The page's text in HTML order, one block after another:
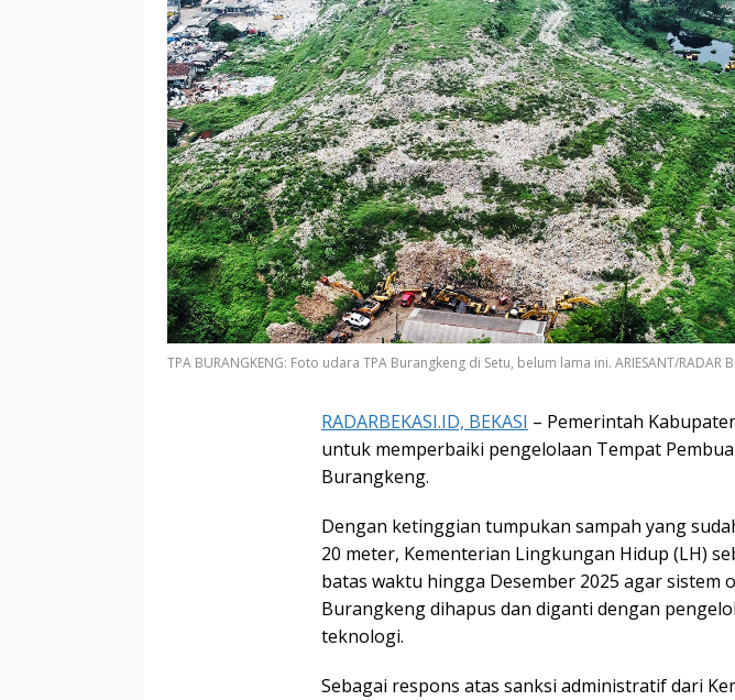
TPA BURANGKENG: Foto udara TPA Burangkeng di Setu, belum lama ini. ARIESANT/RADAR
RADARBEKASI.ID, BEKASI – Pemerintah
untuk memperbaiki pengelolaan Tempat
Burangkeng.
Dengan ketinggian tumpukan sampah yang
20 meter, Kementerian Lingkungan Hidup (LH)
batas waktu hingga Desember 2025 agar sistem
Burangkeng dihapus dan diganti dengan
teknologi.
Sebagai respons atas sanksi administratif dari